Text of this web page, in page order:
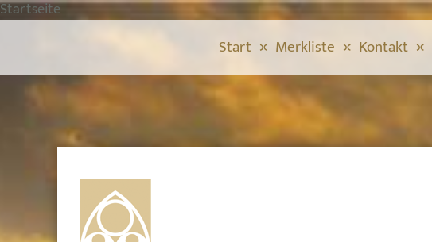
Startseite
Start Merkliste Kontakt